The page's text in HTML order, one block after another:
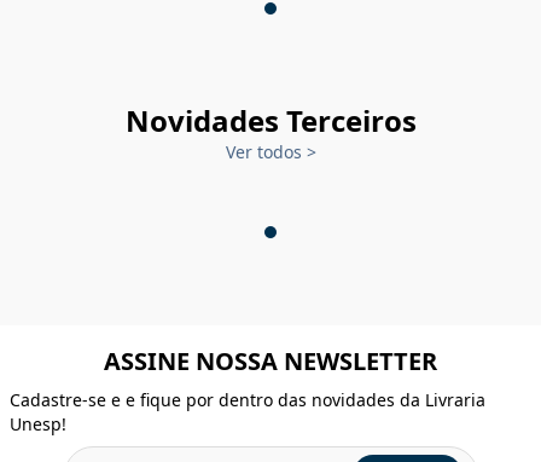
Novidades Terceiros
Ver todos >
ASSINE NOSSA NEWSLETTER
Cadastre-se e e fique por dentro das novidades da Livraria
Unesp!